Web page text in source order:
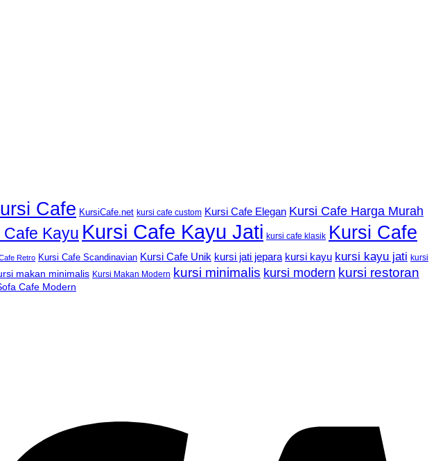
Cafe KursiCafe.net kursi cafe custom Kursi Cafe Elegan Kursi Cafe Harga Murah
Cafe Kayu Kursi Cafe Kayu Jati kursi cafe klasik Kursi Cafe
Retro Kursi Cafe Scandinavian Kursi Cafe Unik kursi jati jepara kursi kayu kursi kayu jati kursi
makan minimalis Kursi Makan Modern kursi minimalis kursi modern kursi restoran
Cafe Modern